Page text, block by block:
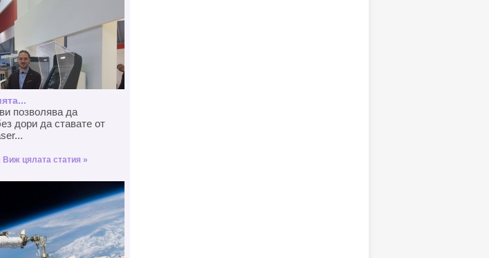
позволява да
дори да ставате от
Виж цялата статия »